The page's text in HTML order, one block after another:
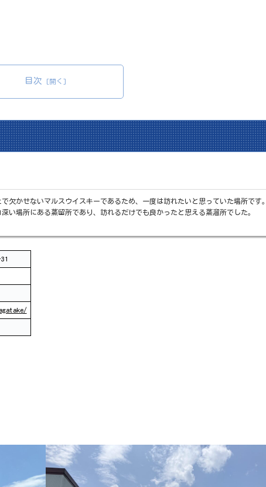
目次
欠かせないマルスウイスキーであるため、一度は訪れたいと思っていた場所です。
い場所にある蒸留所であり、訪れるだけでも良かったと思える蒸溜所でした。